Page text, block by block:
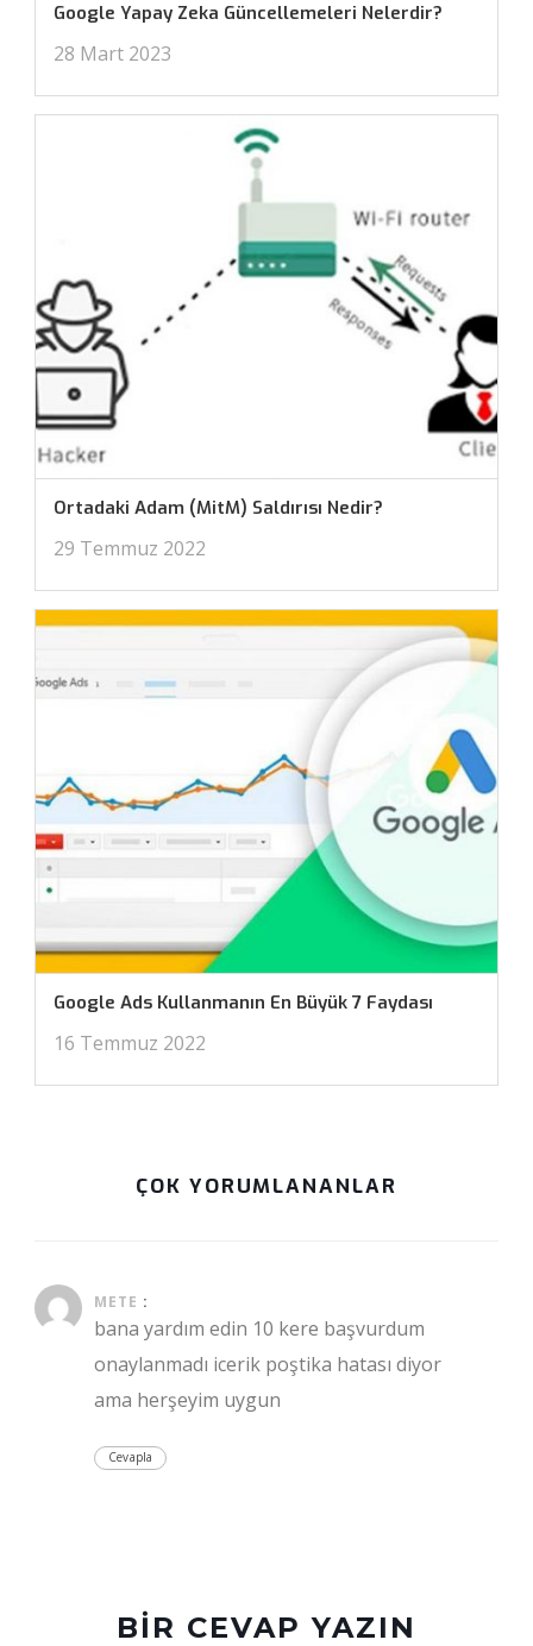
Google Yapay Zeka Güncellemeleri Nelerdir?
28 Mart 2023
Ortadaki Adam (MitM) Saldırısı Nedir?
29 Temmuz 2022
Google Ads Kullanmanın En Büyük 7 Faydası
16 Temmuz 2022
ÇOK YORUMLANANLAR
METE :
bana yardım edin 10 kere başvurdum
onaylanmadı icerik poştika hatası diyor
ama herşeyim uygun
Cevapla
BIR CEVAP YAZIN